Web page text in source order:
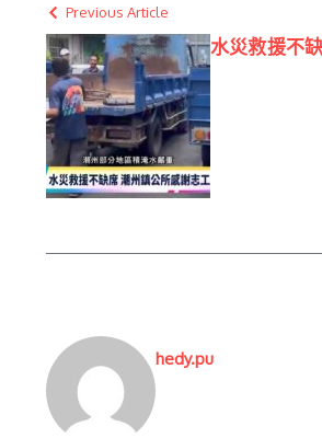
Previous Article
水災救援不
hedy.pu